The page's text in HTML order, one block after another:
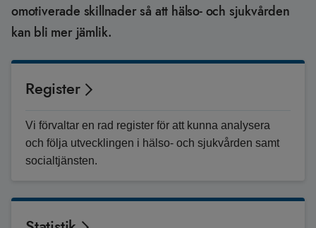
omotiverade skillnader så att hälso- och sjukvården
kan bli mer jämlik.
Register
Vi förvaltar en rad register för att kunna analysera
och följa utvecklingen i hälso- och sjukvården samt
socialtjänsten.